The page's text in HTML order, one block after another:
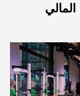
حيث يلتقي
لا تُقدر بثمن
دليل للمستثمرين